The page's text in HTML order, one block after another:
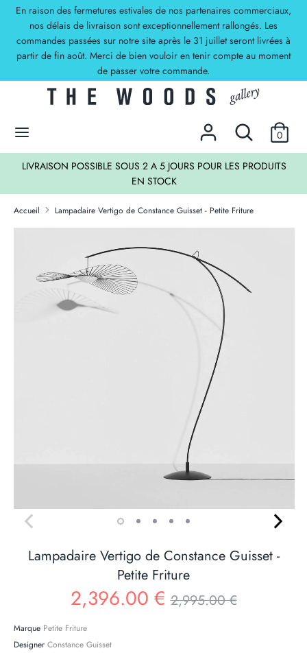
Passer
contenu
En raison des fermetures estivales de nos partenaires commerciaux,
nos délais de livraison sont exceptionnellement rallongés. Les
commandes passées sur notre site après le 31 juillet seront livrées à
partir de fin août. Merci de bien vouloir en tenir compte au moment
de passer votre commande.
Recherche
la
0
Devise
EUR €
dans
LIVRAISON POSSIBLE SOUS 2 A 5 JOURS POUR LES PRODUITS
EN STOCK
Accueil Lampadaire Vertigo de Constance Guisset - Petite Friture
Lampadaire Vertigo de Constance Guisset -
Petite Friture
2,396.00 €Prix
2,995.00 €
Marque Petite Friture
Designer Constance Guisset